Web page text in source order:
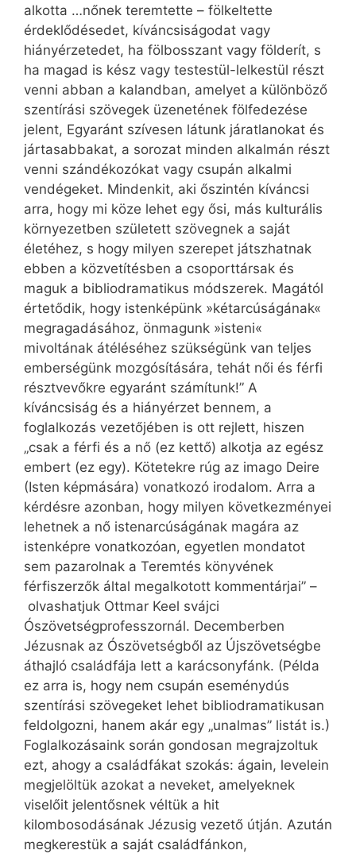
alkotta …nőnek teremtette – fölkeltette
érdeklődésedet, kíváncsiságodat vagy
hiányérzetedet, ha fölbosszant vagy földerít, s
ha magad is kész vagy testestül-lelkestül részt
venni abban a kalandban, amelyet a különböző
szentírási szövegek üzenetének fölfedezése
jelent, Egyaránt szívesen látunk járatlanokat és
jártasabbakat, a sorozat minden alkalmán részt
venni szándékozókat vagy csupán alkalmi
vendégeket. Mindenkit, aki őszintén kíváncsi
arra, hogy mi köze lehet egy ősi, más kulturális
környezetben született szövegnek a saját
életéhez, s hogy milyen szerepet játszhatnak
ebben a közvetítésben a csoporttársak és
maguk a bibliodramatikus módszerek. Magától
értetődik, hogy istenképünk »kétarcúságának«
megragadásához, önmagunk »isteni«
mivoltának átéléséhez szükségünk van teljes
emberségünk mozgósítására, tehát női és férfi
résztvevőkre egyaránt számítunk!” A
kíváncsiság és a hiányérzet bennem, a
foglalkozás vezetőjében is ott rejlett, hiszen
„csak a férfi és a nő (ez kettő) alkotja az egész
embert (ez egy). Kötetekre rúg az imago Deire
(Isten képmására) vonatkozó irodalom. Arra a
kérdésre azonban, hogy milyen következményei
lehetnek a nő istenarcúságának magára az
istenképre vonatkozóan, egyetlen mondatot
sem pazarolnak a Teremtés könyvének
férfiszerzők által megalkotott kommentárjai” –
olvashatjuk Ottmar Keel svájci
Ószövetségprofesszornál. Decemberben
Jézusnak az Ószövetségből az Újszövetségbe
áthajló családfája lett a karácsonyfánk. (Példa
ez arra is, hogy nem csupán eseménydús
szentírási szövegeket lehet bibliodramatikusan
feldolgozni, hanem akár egy „unalmas” listát is.)
Foglalkozásaink során gondosan megrajzoltuk
ezt, ahogy a családfákat szokás: ágain, levelein
megjelöltük azokat a neveket, amelyeknek
viselőit jelentősnek véltük a hit
kilombosodásának Jézusig vezető útján. Azután
megkerestük a saját családfánkon,